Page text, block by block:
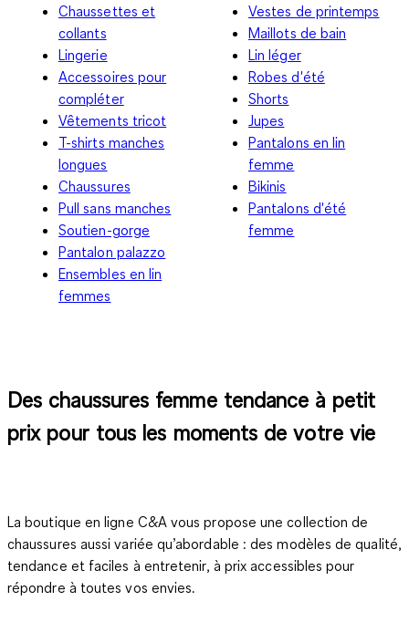
Chaussettes et
collants
Lingerie
Accessoires pour
compléter
Vêtements tricot
T-shirts manches
longues
Chaussures
Pull sans manches
Soutien-gorge
Pantalon palazzo
Ensembles en lin
femmes
Vestes de printemps
Maillots de bain
Lin léger
Robes d'été
Shorts
Jupes
Pantalons en lin
femme
Bikinis
Pantalons d'été
femme
Des chaussures femme tendance à petit
prix pour tous les moments de votre vie
La boutique en ligne C&A vous propose une collection de
chaussures aussi variée qu’abordable : des modèles de qualité,
tendance et faciles à entretenir, à prix accessibles pour
répondre à toutes vos envies.